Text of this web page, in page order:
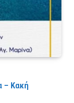
– Κακή